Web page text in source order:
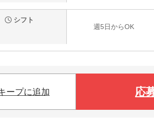
シフト
週5日からOK
ープに追加 応